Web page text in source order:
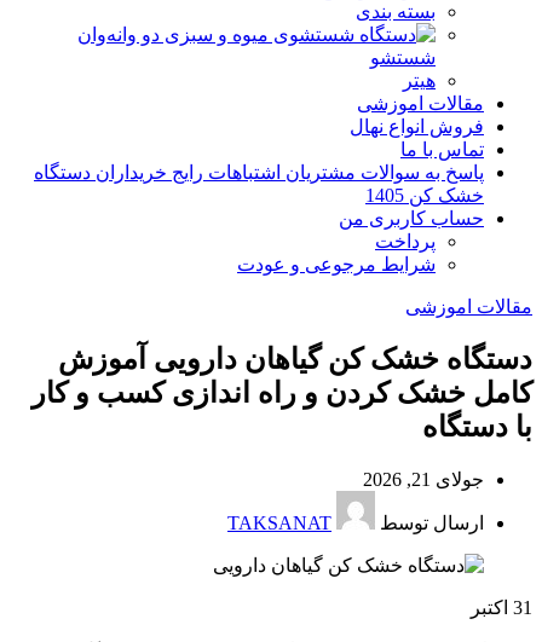
بسته بندی
وان
شستشو
هیتر
مقالات اموزشی
فروش انواع نهال
تماس با ما
پاسخ به سوالات مشتریان اشتباهات رایج خریداران دستگاه
خشک کن 1405
حساب کاربری من
پرداخت
شرایط مرجوعی و عودت
مقالات اموزشی
دستگاه خشک کن گیاهان دارویی آموزش
کامل خشک کردن و راه اندازی کسب و کار
با دستگاه
جولای 21, 2026
ارسال توسط TAKSANAT
31 اکتبر